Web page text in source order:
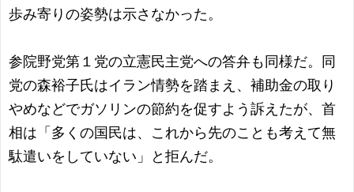
歩み寄りの姿勢は示さなかった。
参院野党第１党の立憲民主党への答弁も同様だ。同
党の森裕子氏はイラン情勢を踏まえ、補助金の取り
やめなどでガソリンの節約を促すよう訴えたが、首
相は「多くの国民は、これから先のことも考えて無
駄遣いをしていない」と拒んだ。